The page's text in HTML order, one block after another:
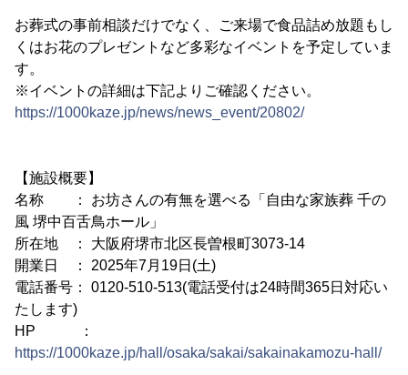
お葬式の事前相談だけでなく、ご来場で食品詰め放題もし
くはお花のプレゼントなど多彩なイベントを予定していま
す。
※イベントの詳細は下記よりご確認ください。
https://1000kaze.jp/news/news_event/20802/
【施設概要】
名称 ： お坊さんの有無を選べる「自由な家族葬 千の
風 堺中百舌鳥ホール」
所在地 ： 大阪府堺市北区長曽根町3073-14
開業日 ： 2025年7月19日(土)
電話番号： 0120-510-513(電話受付は24時間365日対応い
たします)
HP ：
https://1000kaze.jp/hall/osaka/sakai/sakainakamozu-hall/